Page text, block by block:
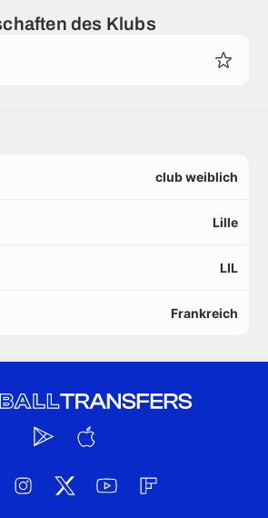
des Klubs
club weiblich
Lille
LIL
Frankreich